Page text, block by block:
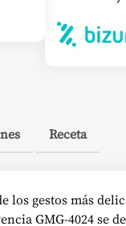
Receta
gestos más
GMG-4024 se